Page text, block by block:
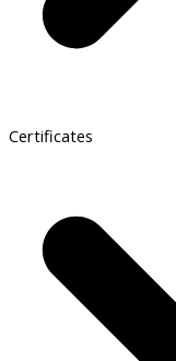
Certificates